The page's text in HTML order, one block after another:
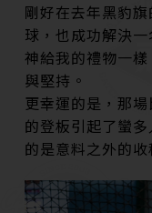
剛好在去年黑豹
球，也成功解決
神給我的禮物一
與堅持。
更幸運的是，那
的登板引起了蠻
的是意料之外的收